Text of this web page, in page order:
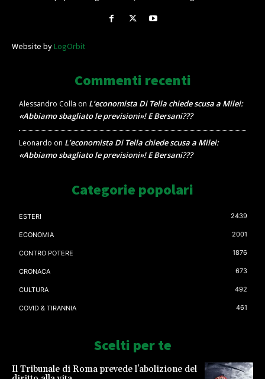
Website byLogOrbit
Commenti recenti
Alessandro Colla on L’economista Di Tella chiede scusa a Milei:
«Abbiamo sbagliato le previsioni»! E Bersani???
Leonardo on L’economista Di Tella chiede scusa a Milei:
«Abbiamo sbagliato le previsioni»! E Bersani???
Categorie popolari
ESTERI 2439
ECONOMIA 2001
CONTRO POTERE 1876
CRONACA 673
CULTURA 492
COVID & TIRANNIA 461
Scelti per te
Il Tribunale di Roma prevede l’abolizione del